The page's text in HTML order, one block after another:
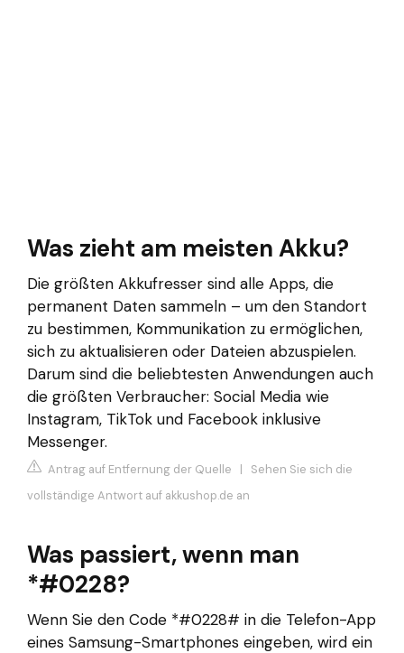
Was zieht am meisten Akku?
Die größten Akkufresser sind alle Apps, die
permanent Daten sammeln – um den Standort
zu bestimmen, Kommunikation zu ermöglichen,
sich zu aktualisieren oder Dateien abzuspielen.
Darum sind die beliebtesten Anwendungen auch
die größten Verbraucher: Social Media wie
Instagram, TikTok und Facebook inklusive
Messenger.
Antrag auf Entfernung der Quelle | Sehen Sie sich die
vollständige Antwort auf akkushop.de an
Was passiert, wenn man
*#0228?
Wenn Sie den Code *#0228# in die Telefon-App
eines Samsung-Smartphones eingeben, wird ein